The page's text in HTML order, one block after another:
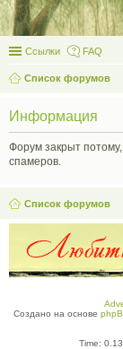
Ссылки FAQ
Список форумов
Информация
Форум закрыт
спамеров.
Список форумов
Создано на основе
Time: